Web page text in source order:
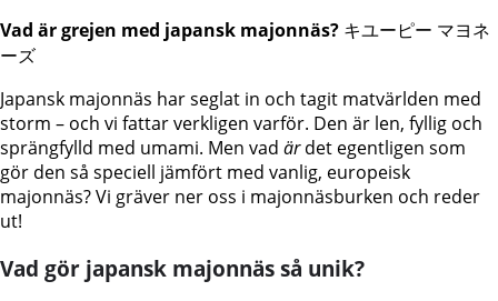
Vad är grejen med japansk majonnäs? キユーピー マヨネ
ーズ
Japansk majonnäs har seglat in och tagit matvärlden med
storm – och vi fattar verkligen varför. Den är len, fyllig och
sprängfylld med umami. Men vad ärdet egentligen som
gör den så speciell jämfört med vanlig, europeisk
majonnäs? Vi gräver ner oss i majonnäsburken och reder
ut!
Vad gör japansk majonnäs så unik?